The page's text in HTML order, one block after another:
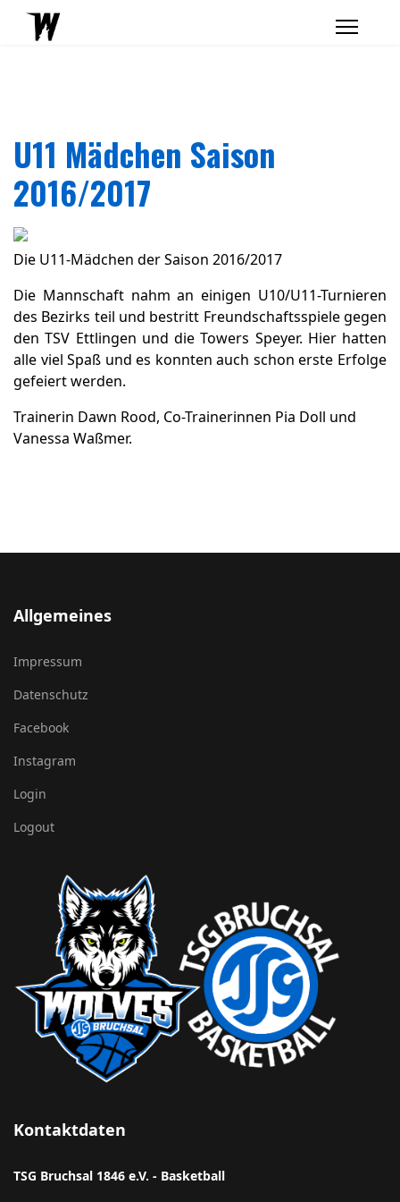
U11 Mädchen Saison
2016/2017
Die U11-Mädchen der Saison 2016/2017
Die Mannschaft nahm an einigen U10/U11-Turnieren
des Bezirks teil und bestritt Freundschaftsspiele gegen
den TSV Ettlingen und die Towers Speyer. Hier hatten
alle viel Spaß und es konnten auch schon erste Erfolge
gefeiert werden.
Trainerin Dawn Rood, Co-Trainerinnen Pia Doll und
Vanessa Waßmer.
Allgemeines
Impressum
Datenschutz
Facebook
Instagram
Login
Logout
Kontaktdaten
TSG Bruchsal 1846 e.V. - Basketball